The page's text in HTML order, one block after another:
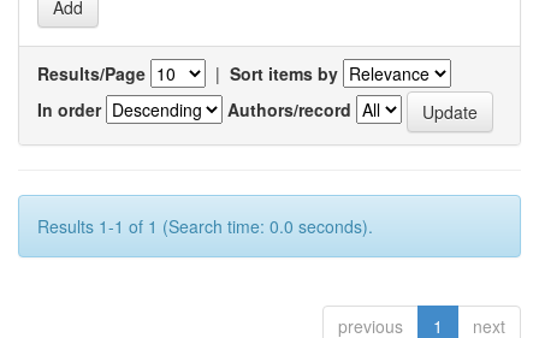
Results/Page | Sort items by
In order
Authors/record
Results 1-1 of 1 (Search time: 0.0 seconds).
previous 1 next